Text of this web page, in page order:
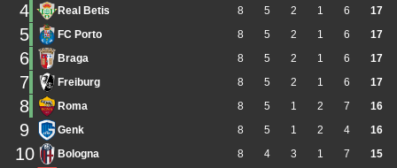
4 Real Betis 8 5 2 1 6 17
5 FC Porto 8 5 2 1 6 17
6 Braga 8 5 2 1 6 17
7 Freiburg 8 5 2 1 6 17
8 Roma 8 5 1 2 7 16
9 Genk 8 5 1 2 4 16
10 Bologna 8 4 3 1 7 15